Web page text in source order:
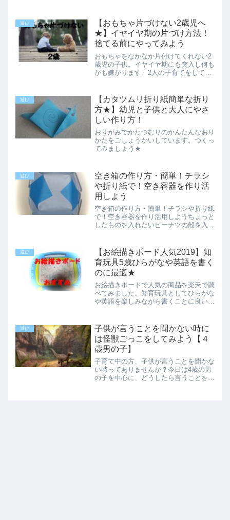
ゲームばかりしていて困っている！室内
でできる遊びを知りたい！...
遊び
【おもちゃ片づけない2歳児へ
★】イヤイヤ期の片づけ方法！
捨てる前にやってみよう
おもちゃをなかなか片付けてくれない2
歳児の子供。イヤイヤ期にも突入し何も
かも嫌がります。2人の子育てをしてい
遊び
【カタツムリ折り紙簡単な折り
方★】幼児と子供と大人にやさ
しい作り方！
おりがみでかたつむりのかんたんなおり
かたをごしょうかいしています。つくっ
てみましょう★
遊び
空き箱の作り方・簡単！チラシ
や折り紙で！空き容器を作り活
用しよう
空き箱の作り方・簡単！チラシや折り紙
で！空き容器を作り活用しようちょっと
したものを入れたいピーナツの殻を入れ
入れるのに最適な空き箱の作り方のご紹
介です。空き箱の作り方・...
遊び
【お絵描きボード人気2019】知
育玩具5歳ひらがなや英語を書く
のに最適★
お絵描きボードで人気の商品を楽天で調
べてみました。知育玩具としてひらがな
や英語を楽しみながら書くことに良いで
す。文字や絵を覚えさせたい方におすす
めです。
遊び
子供が言うことを聞かない時に
は怪獣ごっこをしてみよう【４
歳男の子】
子育て中の方、子供が言うことを聞かな
い時ってありませんか？今日は4歳の男
の子を中心に、どうしたら言うことを聞